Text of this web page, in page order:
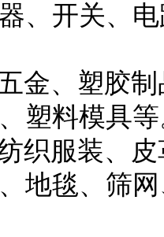
、开关、
塑胶制
塑料模具
装、皮
地毯、筛